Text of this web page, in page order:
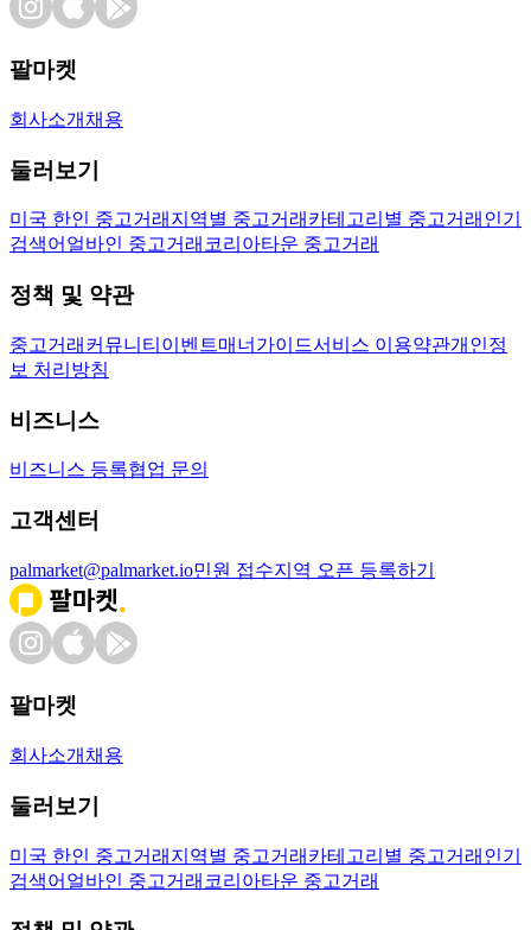
팔마켓
회사소개 채용
둘러보기
미국 한인 중고거래 지역별 중고거래 카테고리별 중고거래 인기
검색어 얼바인 중고거래 코리아타운 중고거래
정책 및 약관
중고거래 커뮤니티 이벤트매너가이드서비스 이용약관개인정
보 처리방침
비즈니스
비즈니스 등록협업 문의
고객센터
palmarket@palmarket.io민원 접수지역 오픈 등록하기
팔마켓
회사소개 채용
둘러보기
미국 한인 중고거래 지역별 중고거래 카테고리별 중고거래 인기
검색어 얼바인 중고거래 코리아타운 중고거래